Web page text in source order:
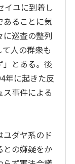
イユに到着し
あることに気
に巡査の整列
人の群衆も
」とある。後
年に起きた反
事件による
ダヤ系のド
との嫌疑をか